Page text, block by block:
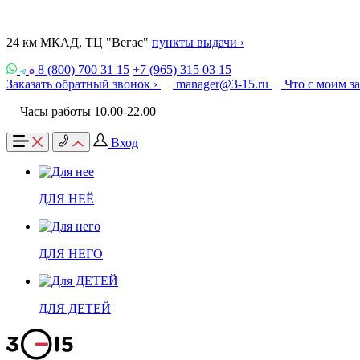
24 км МКАД, ТЦ "Вегас" пункты выдачи ›
8 (800) 700 31 15 +7 (965) 315 03 15
Заказать обратный звонок ›
manager@3-15.ru
Что с моим
Часы работы 10.00-22.00
Вход
ДЛЯ НЕЁ
ДЛЯ НЕГО
ДЛЯ ДЕТЕЙ